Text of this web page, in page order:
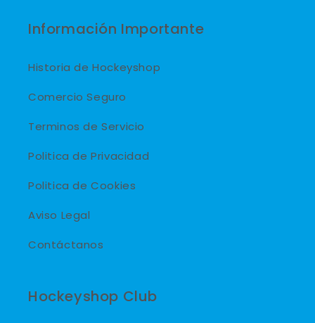
Información Importante
Historia de Hockeyshop
Comercio Seguro
Terminos de Servicio
Politica de Privacidad
Politica de Cookies
Aviso Legal
Contáctanos
Hockeyshop Club